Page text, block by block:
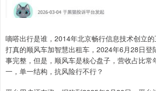
嘀嗒出行是谁，2014年北京畅行信息技术创立
打真的顺风车加智慧出租车，2024年6月28日登
事完整，但是，顺风车是核心盘子，营收占比常
一，单一结构，抗风险行不行？